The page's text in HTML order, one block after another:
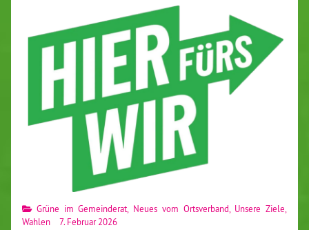
Grüne im Gemeinderat Neues vom Ortsverband Unsere Ziele
Wahlen
7. Februar 2026